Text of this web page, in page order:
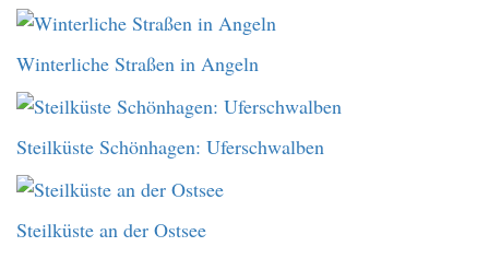
Winterliche Straßen in Angeln
Steilküste Schönhagen: Uferschwalben
Steilküste an der Ostsee